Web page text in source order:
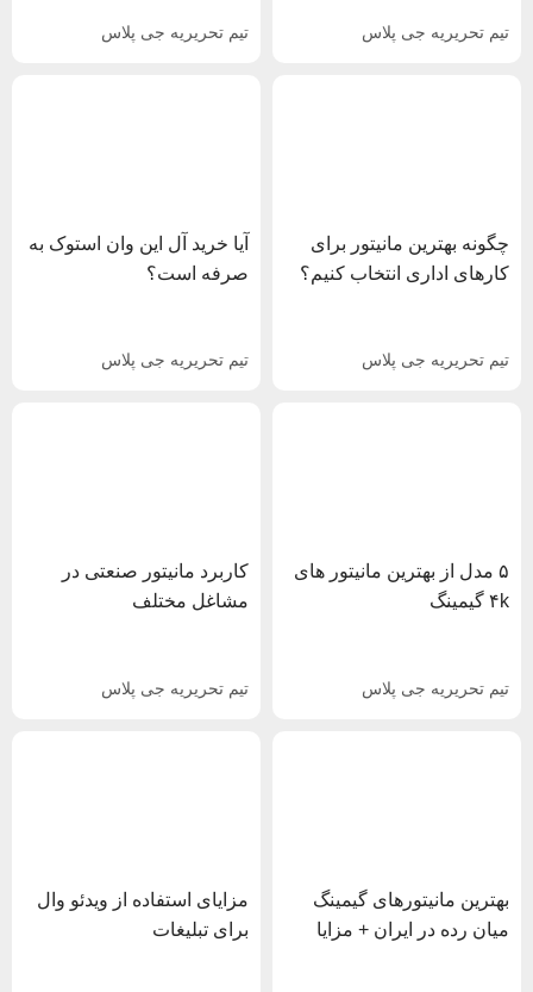
تیم تحریریه جی پلاس تیم تحریریه جی پلاس
چگونه بهترین مانیتور برای
کارهای اداری انتخاب کنیم؟
تیم تحریریه جی پلاس
آیا خرید آل این وان استوک به
صرفه است؟
تیم تحریریه جی پلاس
۵ مدل از بهترین مانیتور های
۴k گیمینگ
تیم تحریریه جی پلاس
کاربرد مانیتور صنعتی در
مشاغل مختلف
تیم تحریریه جی پلاس
بهترین مانیتورهای گیمینگ
میان رده در ایران + مزایا
مزایای استفاده از ویدئو وال
برای تبلیغات